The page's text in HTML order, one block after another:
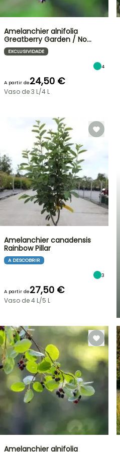
Amelanchier alnifolia
Greatberry Garden / No…
EXCLUSIVIDADE
4
A partir de24,50 €
Vaso de 3 L/4 L
Amelanchier canadensis
Rainbow Pillar
A DESCOBRIR
3
A partir de27,50 €
Vaso de 4 L/5 L
Amelanchier alnifolia